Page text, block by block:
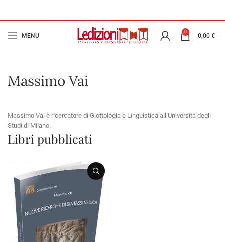
MENU
0
0,00 €
Massimo Vai
Massimo Vai è ricercatore di Glottologia e Linguistica all’Università degli
Studi di Milano.
Libri pubblicati